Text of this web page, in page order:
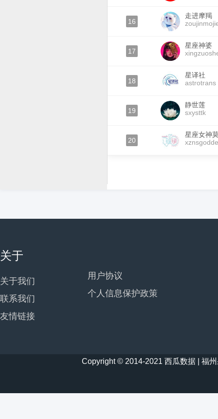
16
走进摩羯
17
星座神婆
18
星译社
astrotrans
19
静世莲
sxysttk
20
星座女神
关于
关于我们
联系我们
友情链接
用户协议
个人信息保护政策
Copyright © 2014-2021 西瓜数据 | 福